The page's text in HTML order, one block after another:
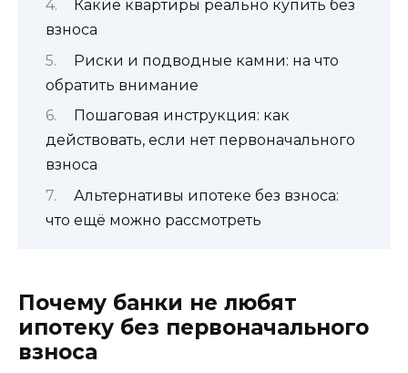
Какие квартиры реально купить без
взноса
Риски и подводные камни: на что
обратить внимание
Пошаговая инструкция: как
действовать, если нет первоначального
взноса
Альтернативы ипотеке без взноса:
что ещё можно рассмотреть
Почему банки не любят
ипотеку без первоначального
взноса